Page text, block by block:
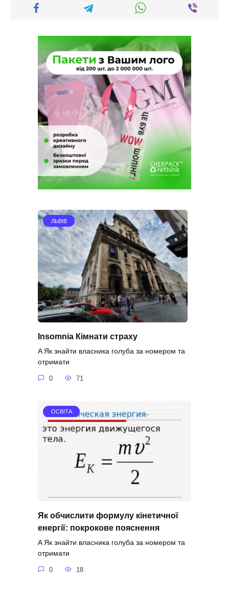
ЛЬВІВ
Insomnia Кімнати страху
A Як знайти власника голуба за номером та
отримати
0 71
ОСВІТА
Як обчислити формулу кінетичної
енергії: покрокове пояснення
A Як знайти власника голуба за номером та
отримати
0 18